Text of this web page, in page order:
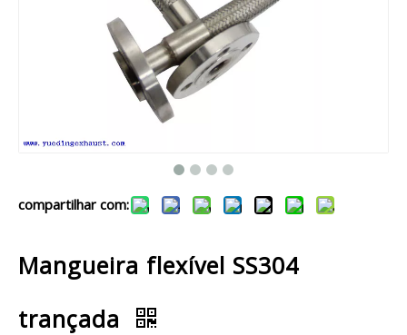
compartilhar com:
Mangueira flexível SS304
trançada